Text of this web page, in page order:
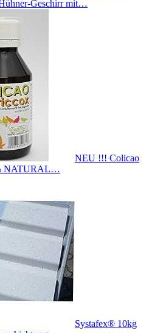
Geschirr mit…
NEU !!! Colicao
NATURAL…
Systafex® 10kg